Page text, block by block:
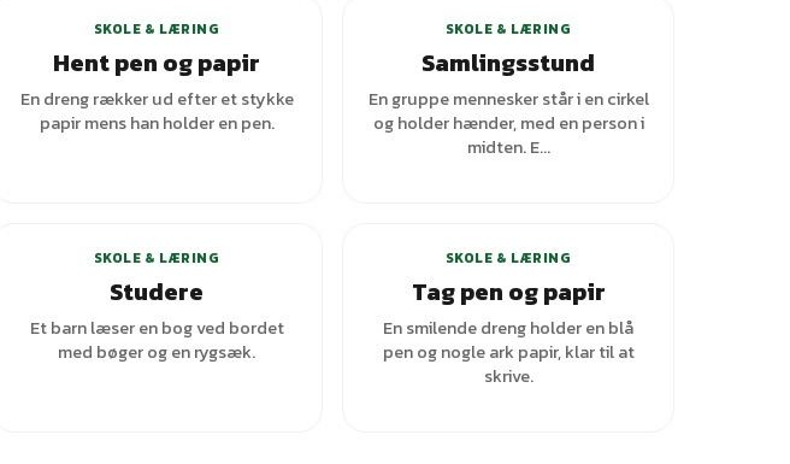
SKOLE & LÆRING
Hent pen og papir
En dreng rækker ud efter et stykke
papir mens han holder en pen.
SKOLE & LÆRING
Samlingsstund
En gruppe mennesker står i en cirkel
og holder hænder, med en person i
midten. E...
SKOLE & LÆRING
Studere
Et barn læser en bog ved bordet
med bøger og en rygsæk.
SKOLE & LÆRING
Tag pen og papir
En smilende dreng holder en blå
pen og nogle ark papir, klar til at
skrive.